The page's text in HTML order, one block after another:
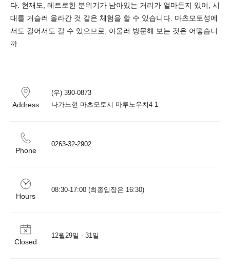
다. 현재도, 레트로한 분위기가 남아있는 거리가 얼마든지 있어, 시
대를 거슬러 올라간 것 같은 체험을 할 수 있습니다. 마츠모토성에
서도 걸어서도 갈 수 있으므로, 아울러 방문해 보는 것은 어떻습니
까.
Address
(우) 390-0873
Phone
0263-32-2902
Hours
08:30-17:00 (최종입장은 16:30)
Closed
12월29일 - 31일